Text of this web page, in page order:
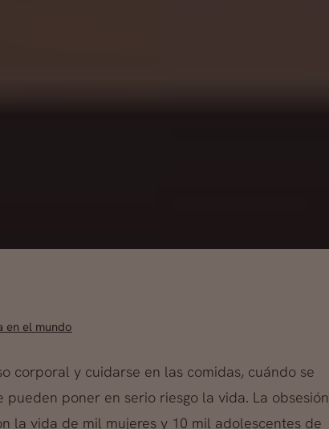
en el mundo
corporal y cuidarse en las comidas, cuándo se
poner en serio riesgo la vida. La obsesión
la vida de mil mujeres y 10 mil adolescentes de